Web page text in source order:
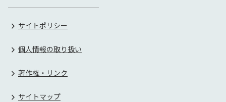
サイトポリシー
個人情報の取り扱い
著作権・リンク
サイトマップ